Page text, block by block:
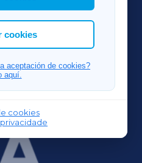
cookies
aceptación de cookies?
aquí.
cookies